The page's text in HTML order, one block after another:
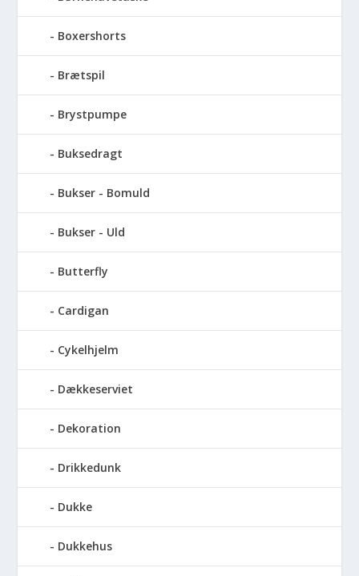
Boxershorts
Brætspil
Brystpumpe
Buksedragt
Bukser - Bomuld
Bukser - Uld
Butterfly
Cardigan
Cykelhjelm
Dækkeserviet
Dekoration
Drikkedunk
Dukke
Dukkehus